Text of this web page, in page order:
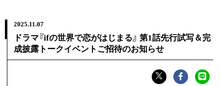
2025.11.07
ドラマ『ifの世界で恋がはじまる』 第1話先行試写＆完
成披露トークイベントご招待のお知らせ